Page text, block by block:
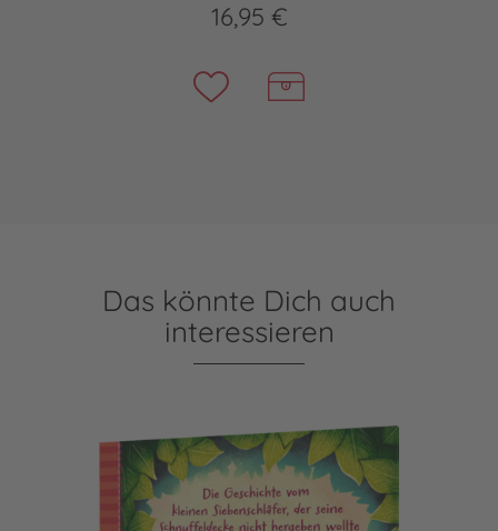
16,95 €
Das könnte Dich auch
interessieren